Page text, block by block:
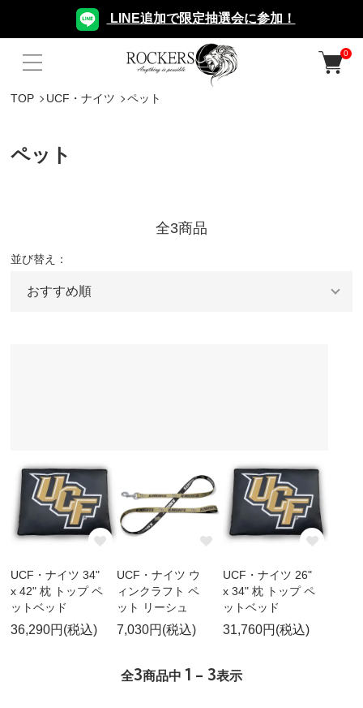
LINE追加で限定抽選会に参加！
0
TOP UCF・ナイツ ペット
ペット
全3商品
並び替え：
UCF・ナイツ 34"
x 42" 枕 トップ ペ
ットベッド
36,290円(税込)
UCF・ナイツ ウ
ィンクラフト ペ
ット リーシュ
7,030円(税込)
UCF・ナイツ 26"
x 34" 枕 トップ ペ
ットベッド
31,760円(税込)
全3商品中 1 - 3表示